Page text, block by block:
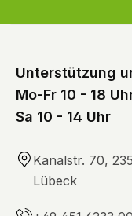
Unterstützung
Mo-Fr 10 - 18
Sa 10 - 14 Uhr
Kanalstr. 70,
Lübeck